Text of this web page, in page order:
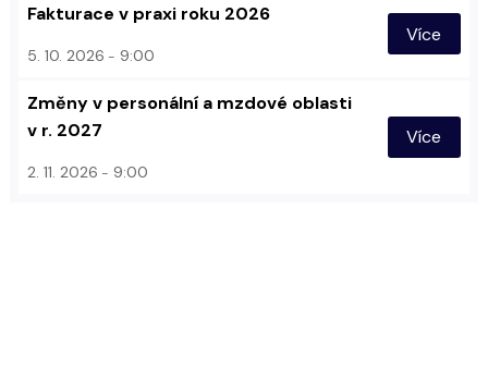
Fakturace v praxi roku 2026
5. 10. 2026 9:00
Více
Změny v personální a mzdové oblasti
v r. 2027
2. 11. 2026 9:00
Více